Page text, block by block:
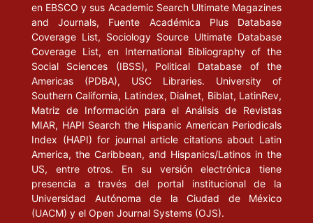
en EBSCO y sus Academic Search Ultimate Magazines
and Journals, Fuente Académica Plus Database
Coverage List, Sociology Source Ultimate Database
Coverage List, en International Bibliography of the
Social Sciences (IBSS), Political Database of the
Americas (PDBA), USC Libraries. University of
Southern California, Latindex, Dialnet, Biblat, LatinRev,
Matriz de Información para el Análisis de Revistas
MIAR, HAPI Search the Hispanic American Periodicals
Index (HAPI) for journal article citations about Latin
America, the Caribbean, and Hispanics/Latinos in the
US, entre otros. En su versión electrónica tiene
presencia a través del portal institucional de la
Universidad Autónoma de la Ciudad de México
(UACM) y el Open Journal Systems (OJS).